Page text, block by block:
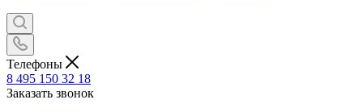
Телефоны
8 495 150 32 18
Заказать звонок